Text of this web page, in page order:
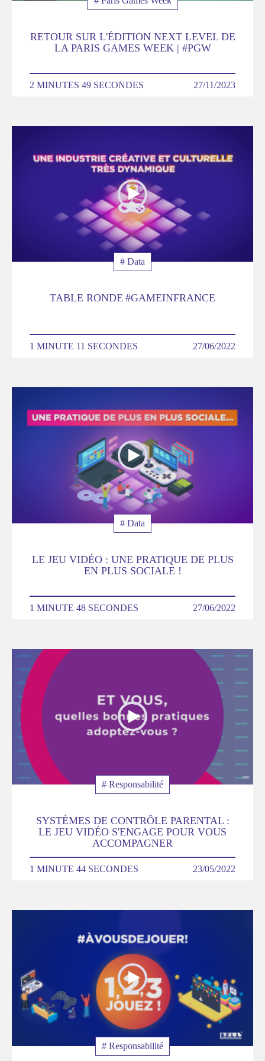
RETOUR SUR L'ÉDITION NEXT LEVEL DE
LA PARIS GAMES WEEK | #PGW
DURÉE
2 MINUTES 49 SECONDES DATE
27/11/2023
Thématique
# Data
TABLE RONDE #GAMEINFRANCE
DURÉE
1 MINUTE 11 SECONDES DATE
27/06/2022
video
Thématique
# Data
LE JEU VIDÉO : UNE PRATIQUE DE PLUS
EN PLUS SOCIALE !
DURÉE
1 MINUTE 48 SECONDES DATE
27/06/2022
Poster
video
Thématique
# Responsabilité
SYSTÈMES DE CONTRÔLE PARENTAL :
LE JEU VIDÉO S'ENGAGE POUR VOUS
ACCOMPAGNER
DURÉE
1 MINUTE 44 SECONDES DATE
23/05/2022
Thématique
# Responsabilité